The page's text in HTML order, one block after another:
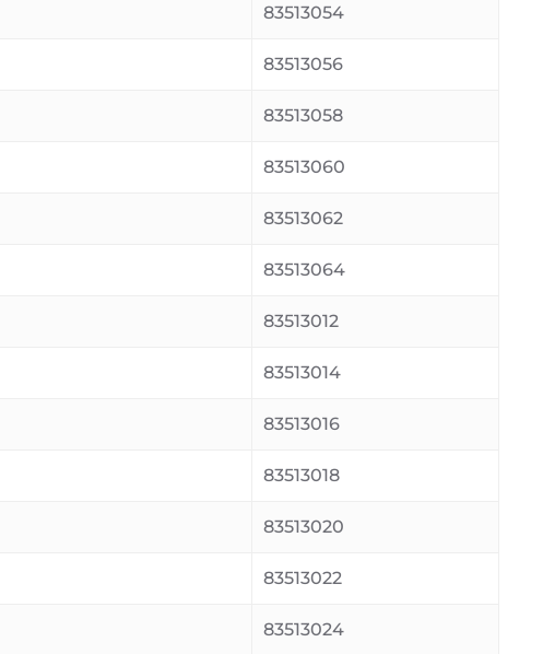
83513054
83513056
83513058
83513060
83513062
83513064
83513012
83513014
83513016
83513018
83513020
83513022
83513024